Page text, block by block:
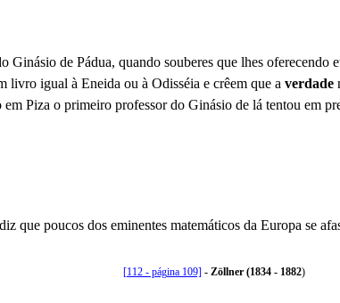
Ginásio de Pádua, quando souberes que lhes
livro igual à Eneida ou à Odisséia e crêem que a verdade
Piza o primeiro professor do Ginásio de lá tentou em
que poucos dos eminentes matemáticos da Europa se
[112 - página 109] - Zöllner (1834 - 1882)